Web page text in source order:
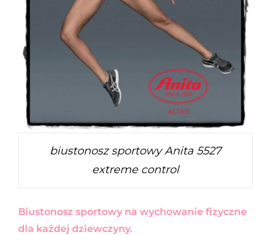
biustonosz sportowy Anita 5527
extreme control
Biustonosz sportowy na wychowanie fizyczne
dla każdej dziewczyny.